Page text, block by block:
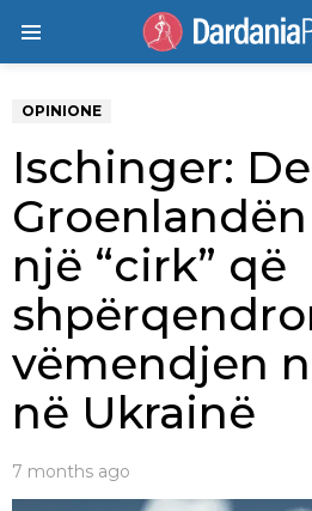
OPINIONE
Ischinger:
një “cirk” që
vëmendjen
në Ukrainë
7 months ago